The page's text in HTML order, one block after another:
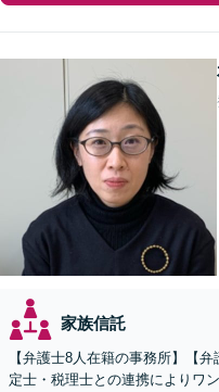
家族信託
【弁護士8人在籍の事務所】【
定士・税理士との連携によりワ